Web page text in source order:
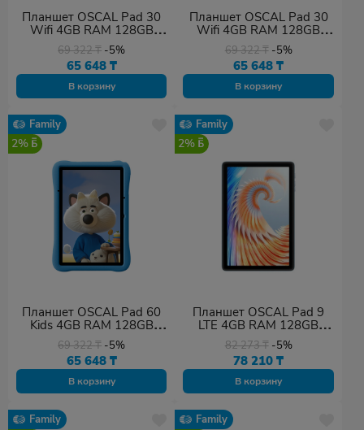
Планшет OSCAL Pad 30
Wifi 4GB RAM 128GB
ROM Blue
69 322₸ -5%
65 648 ₸
В корзину
Планшет OSCAL Pad 30
Wifi 4GB RAM 128GB
ROM Gray
69 322₸ -5%
65 648₸
В корзину
Family
2%
Планшет OSCAL Pad 60
Kids 4GB RAM 128GB
ROM Blue
69 322₸ -5%
65 648 ₸
В корзину
Family
2%
Планшет OSCAL Pad 9
LTE 4GB RAM 128GB
ROM Blue
82 273₸ -5%
78 210₸
В корзину
Family Family